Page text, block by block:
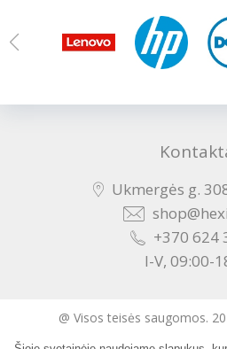
Ukmergės g.
+370 624
I-V, 09:00-
@ Visos teisės saugomos.